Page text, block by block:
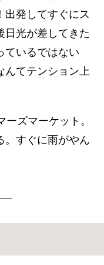
出発してすぐにス
日光が差してきた
ているではない
んてテンション上
ズマーケット。
。すぐに雨がやん